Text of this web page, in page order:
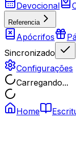
Devocional
Referencia
Apócrifos
Sincronizado
Configurações
Carregando...
Home